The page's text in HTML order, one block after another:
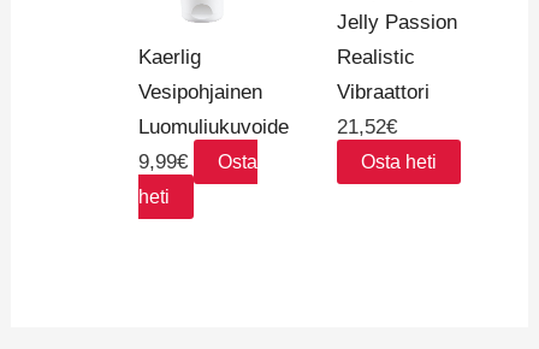
Kaerlig
Vesipohjainen
Luomuliukuvoide
9,99€
Osta
heti
Jelly Passion
Realistic
Vibraattori
21,52€
Osta heti